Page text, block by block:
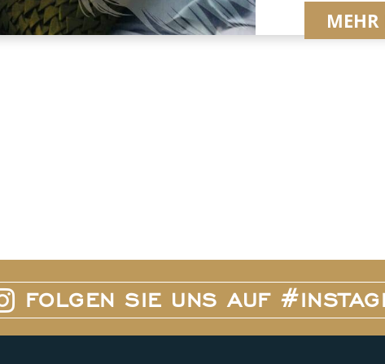
MEHR
FOLGEN SIE UNS AUF